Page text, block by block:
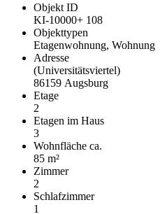
Objekt ID
KI-10000+ 108
Objekttypen
Etagenwohnung, Wohnung
Adresse
(Universitätsviertel)
86159 Augsburg
Etage
2
Etagen im Haus
3
Wohnfläche ca.
85 m²
Zimmer
2
Schlafzimmer
1